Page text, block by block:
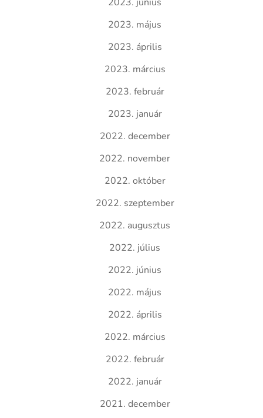
2023. május
2023. április
2023. március
2023. február
2023. január
2022. december
2022. november
2022. október
2022. szeptember
2022. augusztus
2022. július
2022. június
2022. május
2022. április
2022. március
2022. február
2022. január
2021. december